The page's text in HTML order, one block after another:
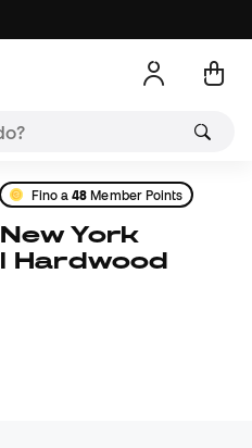
Fino a48 Member Points
Hardwood